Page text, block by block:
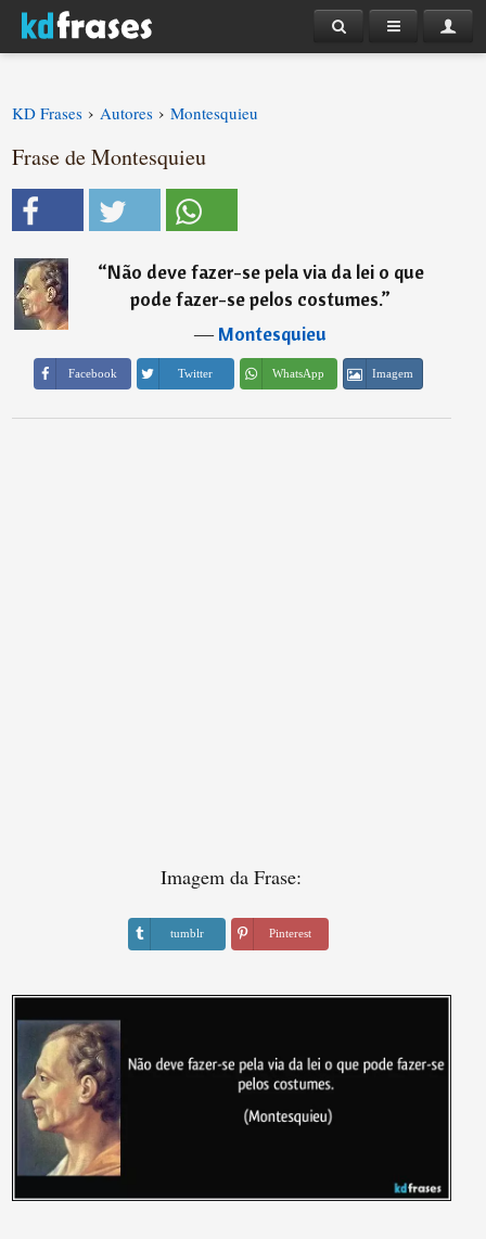
KD Frases › Autores › Montesquieu
Frase de Montesquieu
“Não deve fazer-se pela via da lei o que
pode fazer-se pelos costumes.”
―Montesquieu
Facebook Twitter WhatsApp Imagem
Imagem da Frase:
tumblr Pinterest